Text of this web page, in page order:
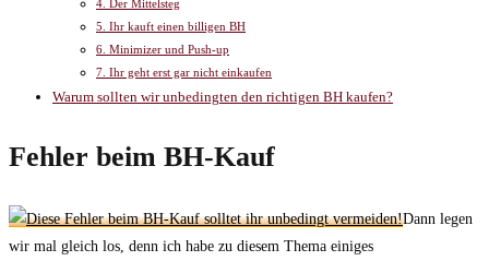
4. Der Mittelsteg
5. Ihr kauft einen billigen BH
6. Minimizer und Push-up
7. Ihr geht erst gar nicht einkaufen
Warum sollten wir unbedingten den richtigen BH kaufen?
Fehler beim BH-Kauf
Dann legen
wir mal gleich los, denn ich habe zu diesem Thema einiges